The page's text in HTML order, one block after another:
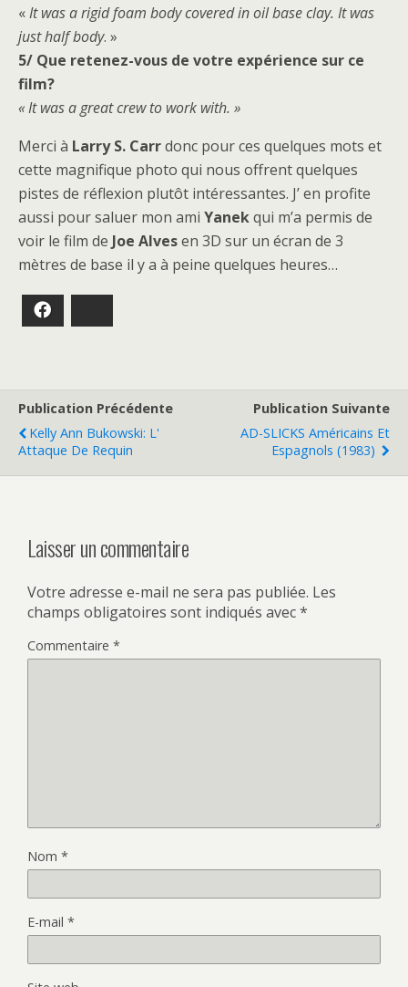
«It was a rigid foam body covered in oil base clay. It was
just half body. »
5/ Que retenez-vous de votre expérience sur ce
film?
« It was a great crew to work with. »
Merci à Larry S. Carrdonc pour ces quelques mots et
cette magnifique photo qui nous offrent quelques
pistes de réflexion plutôt intéressantes. J’ en profite
aussi pour saluer mon ami Yanekqui m’a permis de
voir le film de Joe Alvesen 3D sur un écran de 3
mètres de base il y a à peine quelques heures…
Publication Précédente
Kelly Ann Bukowski: L'
Attaque De Requin
Publication Suivante
AD-SLICKS Américains Et
Espagnols (1983)
Laisser un commentaire
Votre adresse e-mail ne sera pas publiée. Les
champs obligatoires sont indiqués avec*
Commentaire *
Nom *
E-mail *